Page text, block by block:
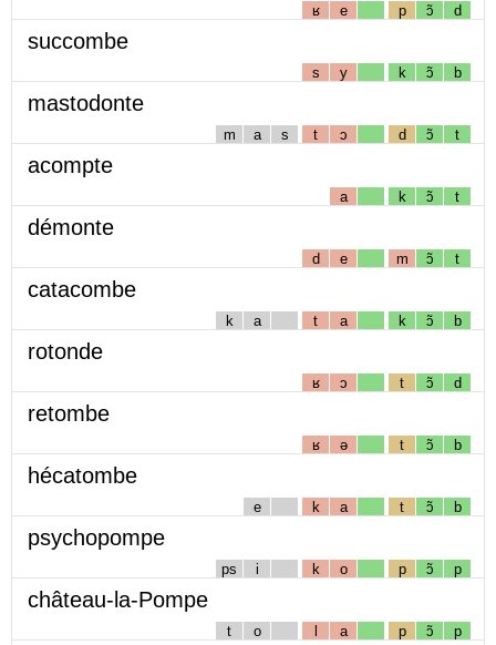
ʁ e p ɔ̃ d
succombe
s y k ɔ̃ b
mastodonte
m a s t ɔ d ɔ̃ t
acompte
a k ɔ̃ t
démonte
d e m ɔ̃ t
catacombe
k a t a k ɔ̃ b
rotonde
ʁ ɔ t ɔ̃ d
retombe
ʁ ə t ɔ̃ b
hécatombe
e k a t ɔ̃ b
psychopompe
ps i k o p ɔ̃ p
château-la-Pompe
t o l a p ɔ̃ p